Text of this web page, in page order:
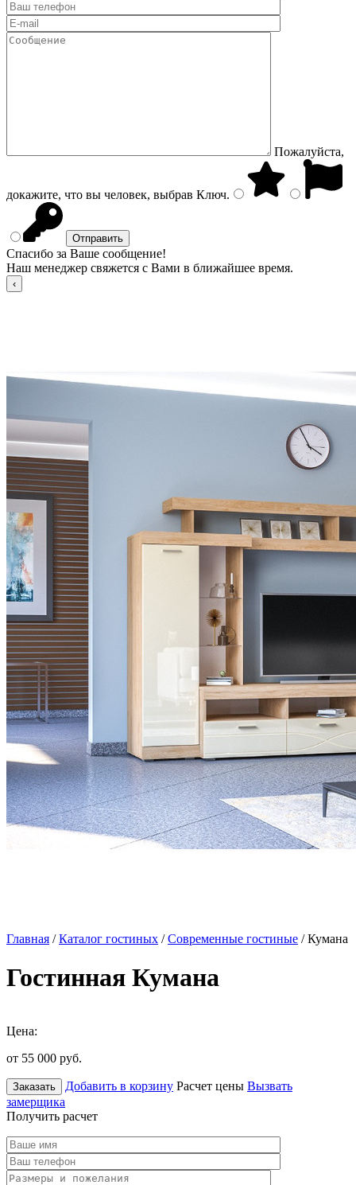
Пожалуйста,
докажите, что вы человек, выбрав Ключ.
Спасибо за Ваше сообщение!
Наш менеджер свяжется с Вами в ближайшее время.
Главная /Каталог гостиных /Современные гостиные / Кумана
Гостинная Кумана
Цена:
от 55 000 руб.
Заказать Добавить в корзину Расчет цены Вызвать
замерщика
Получить расчет